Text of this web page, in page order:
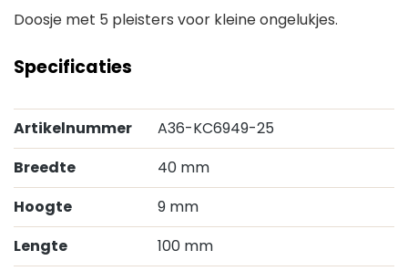
Doosje met 5 pleisters voor kleine ongelukjes.
Specificaties
Artikelnummer
A36-KC6949-25
Breedte
40 mm
Hoogte
9 mm
Lengte
100 mm